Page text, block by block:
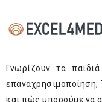
Γνωρίζουν τα
και πώς μπορούμε να